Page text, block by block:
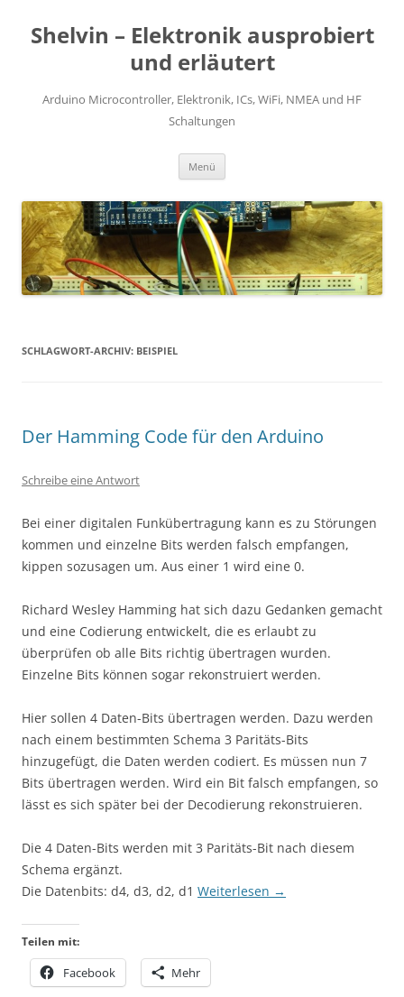
springen
Shelvin – Elektronik ausprobiert
und erläutert
Arduino Microcontroller, Elektronik, ICs, WiFi, NMEA und HF
Schaltungen
Menü
SCHLAGWORT-ARCHIV: BEISPIEL
Der Hamming Code für den Arduino
Schreibe eine Antwort
Bei einer digitalen Funkübertragung kann es zu Störungen
kommen und einzelne Bits werden falsch empfangen,
kippen sozusagen um. Aus einer 1 wird eine 0.
Richard Wesley Hamming hat sich dazu Gedanken gemacht
und eine Codierung entwickelt, die es erlaubt zu
überprüfen ob alle Bits richtig übertragen wurden.
Einzelne Bits können sogar rekonstruiert werden.
Hier sollen 4 Daten-Bits übertragen werden. Dazu werden
nach einem bestimmten Schema 3 Paritäts-Bits
hinzugefügt, die Daten werden codiert. Es müssen nun 7
Bits übertragen werden. Wird ein Bit falsch empfangen, so
lässt es sich später bei der Decodierung rekonstruieren.
Die 4 Daten-Bits werden mit 3 Paritäts-Bit nach diesem
Schema ergänzt.
Die Datenbits: d4, d3, d2, d1 Weiterlesen →
Teilen mit:
Facebook Mehr